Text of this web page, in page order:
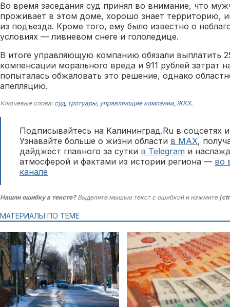
Во время заседания суд принял во внимание, что
проживает в этом доме, хорошо знает территорию,
из подъезда. Кроме того, ему было известно о
условиях — ливневом снеге и гололедице.
В итоге управляющую компанию обязали выплатить
компенсации морального вреда и 911 рублей затрат
попыталась обжаловать это решение, однако
апелляцию.
Ключевые слова: суд, тротуары, управляющие компании, ЖКХ.
Подписывайтесь на Калининград.Ru в соцсетях
Узнавайте больше о жизни области в MAX,
дайджест главного за сутки в Telegram и
атмосферой и фактами из истории региона — во
канале
Нашли ошибку в тексте?Выделите мышью текст с ошибкой и нажмите
МАТЕРИАЛЫ ПО ТЕМЕ